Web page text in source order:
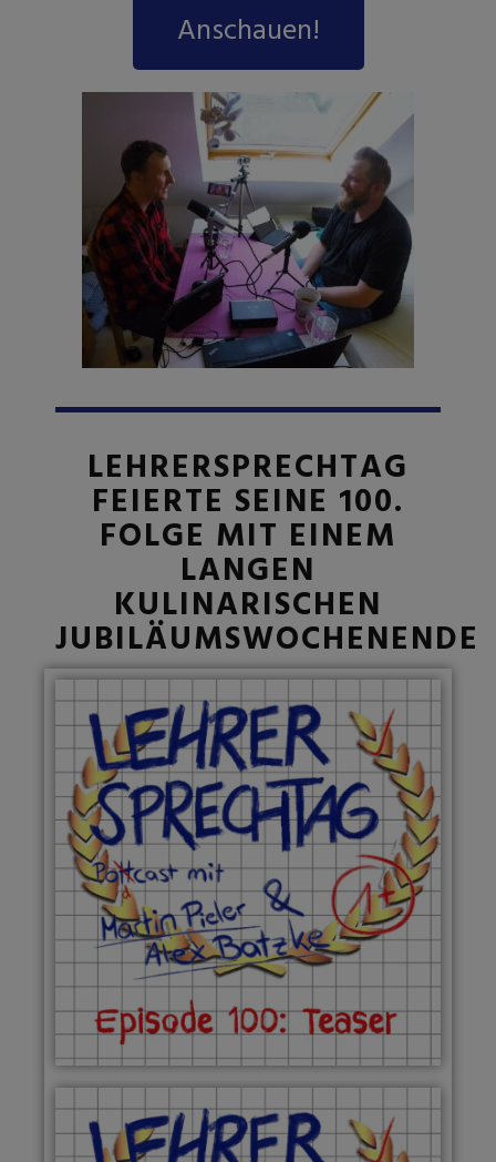
Anschauen!
LEHRERSPRECHTAG
FEIERTE SEINE 100.
FOLGE MIT EINEM
LANGEN
KULINARISCHEN
JUBILÄUMSWOCHENENDE